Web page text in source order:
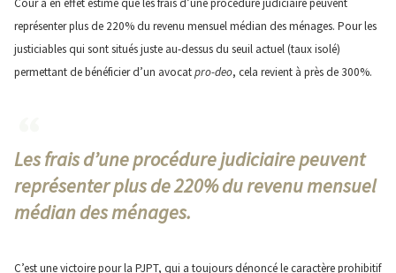
Cour a en effet estimé que les frais d’une procédure judiciaire peuvent
représenter plus de 220% du revenu mensuel médian des ménages. Pour les
justiciables qui sont situés juste au-dessus du seuil actuel (taux isolé)
permettant de bénéficier d’un avocatpro-deo, cela revient à près de 300%.
Les frais d’une procédure judiciaire peuvent
représenter plus de 220% du revenu mensuel
médian des ménages.
C’est une victoire pour la PJPT, qui a toujours dénoncé le caractère prohibitif